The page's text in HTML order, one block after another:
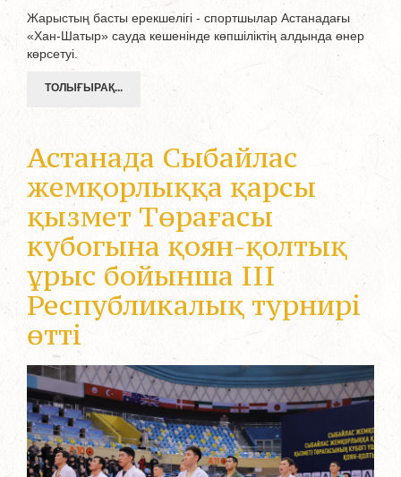
Жарыстың басты ерекшелігі - спортшылар Астанадағы
«Хан-Шатыр» сауда кешенінде көпшіліктің алдында өнер
көрсетуі.
ТОЛЫҒЫРАҚ...
Астанада Сыбайлас
жемқорлыққа қарсы
қызмет Төрағасы
кубогына қоян-қолтық
ұрыс бойынша III
Республикалық турнирі
өтті